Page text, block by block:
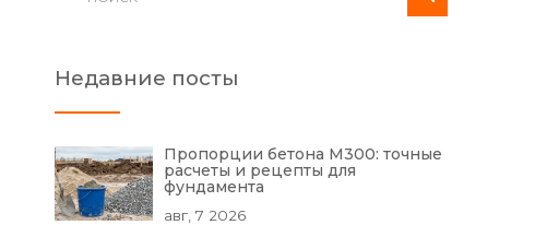
Недавние посты
Пропорции бетона М300: точные
расчеты и рецепты для
фундамента
авг, 7 2026